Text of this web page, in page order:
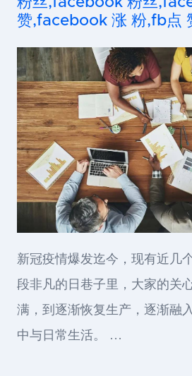
赞,facebook 涨 粉,fb点
新冠疫情爆发迄今，现有近几
段非凡的日巷子里，大家的关
满，到逐渐恢复生产，逐渐融
中与日常生活。 …